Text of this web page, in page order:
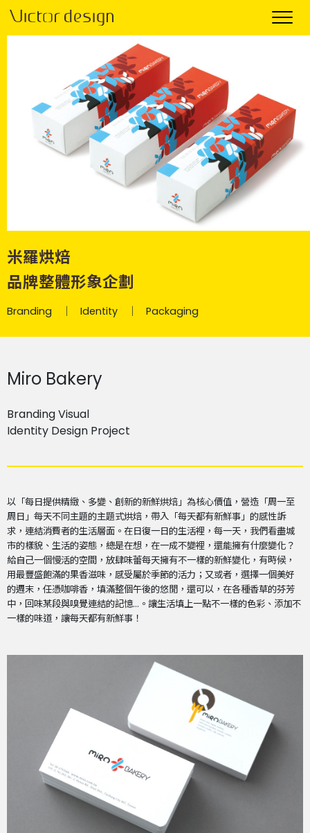
米羅烘焙
品牌整體形象企劃
Branding Identity Packaging
Miro Bakery
Branding Visual
Identity Design Project
以「每日提供精緻、多變、創新的新鮮烘焙」為核心價值，營造「周一至
周日」每天不同主題的主題式烘焙，帶入「每天都有新鮮事」的感性訴
求，連結消費者的生活層面。在日復一日的生活裡，每一天，我們看盡城
市的樣貌、生活的姿態，總是在想，在一成不變裡，還能擁有什麼變化？
給自己一個慢活的空間，放肆味蕾每天擁有不一樣的新鮮變化，有時候，
用最豐盛飽滿的果香滋味，感受屬於季節的活力；又或者，選擇一個美好
的週末，任憑咖啡香，填滿整個午後的悠閒，還可以，在各種香草的芬芳
中，回味某段與嗅覺連結的記憶…。讓生活填上一點不一樣的色彩、添加不
一樣的味道，讓每天都有新鮮事！